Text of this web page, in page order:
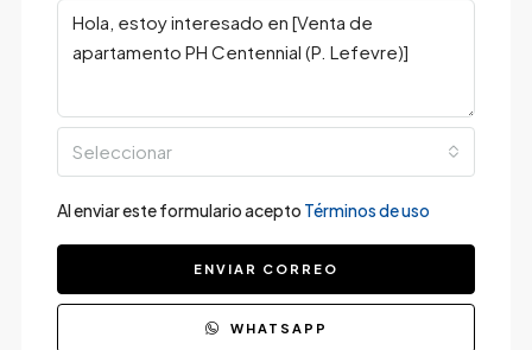
Seleccionar
Al enviar este formulario acepto Términos de uso
ENVIAR CORREO
WHATSAPP